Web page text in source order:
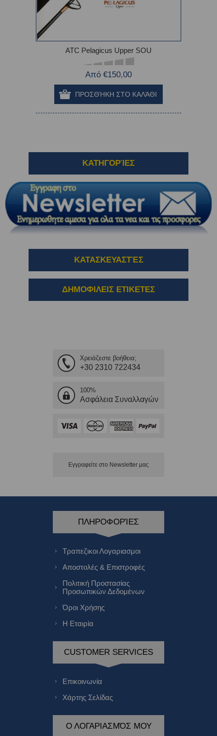
ATC Pelagicus Upper SOU
Από €150,00
ΚΑΤΗΓΟΡΊΕΣ
ΚΑΤΑΣΚΕΥΑΣΤΈΣ
ΔΗΜΟΦΙΛΕΙΣ ΕΤΙΚΕΤΕΣ
Χρειάζεστε βοήθεια;
+30 2310 722434
100%
Ασφάλεια Συναλλαγών
Εγγραφείτε στο Νewsletter μας
ΠΛΗΡΟΦΟΡΊΕΣ
Τραπεζικοι Λογαριασμοι
Αποστολές & Επιστροφές
Πολιτική Προστασίας
Προσωπικών Δεδομένων
Όροι Χρήσης
Η Εταιρία
CUSTOMER SERVICES
Επικοινωνία
Χάρτης Σελίδας
Ο ΛΟΓΑΡΙΑΣΜΌΣ ΜΟΥ